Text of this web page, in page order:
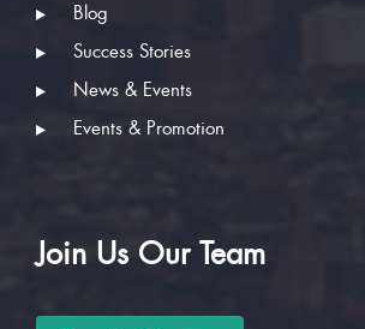
Blog
Success Stories
News & Events
Events & Promotion
Join Us Our Team